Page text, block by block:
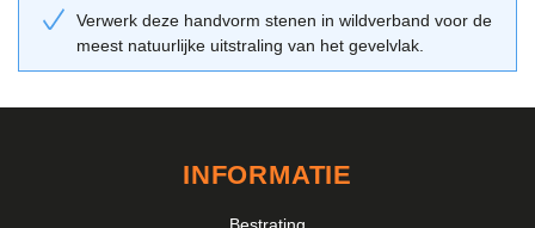
Verwerk deze handvorm stenen in wildverband voor de
meest natuurlijke uitstraling van het gevelvlak.
INFORMATIE